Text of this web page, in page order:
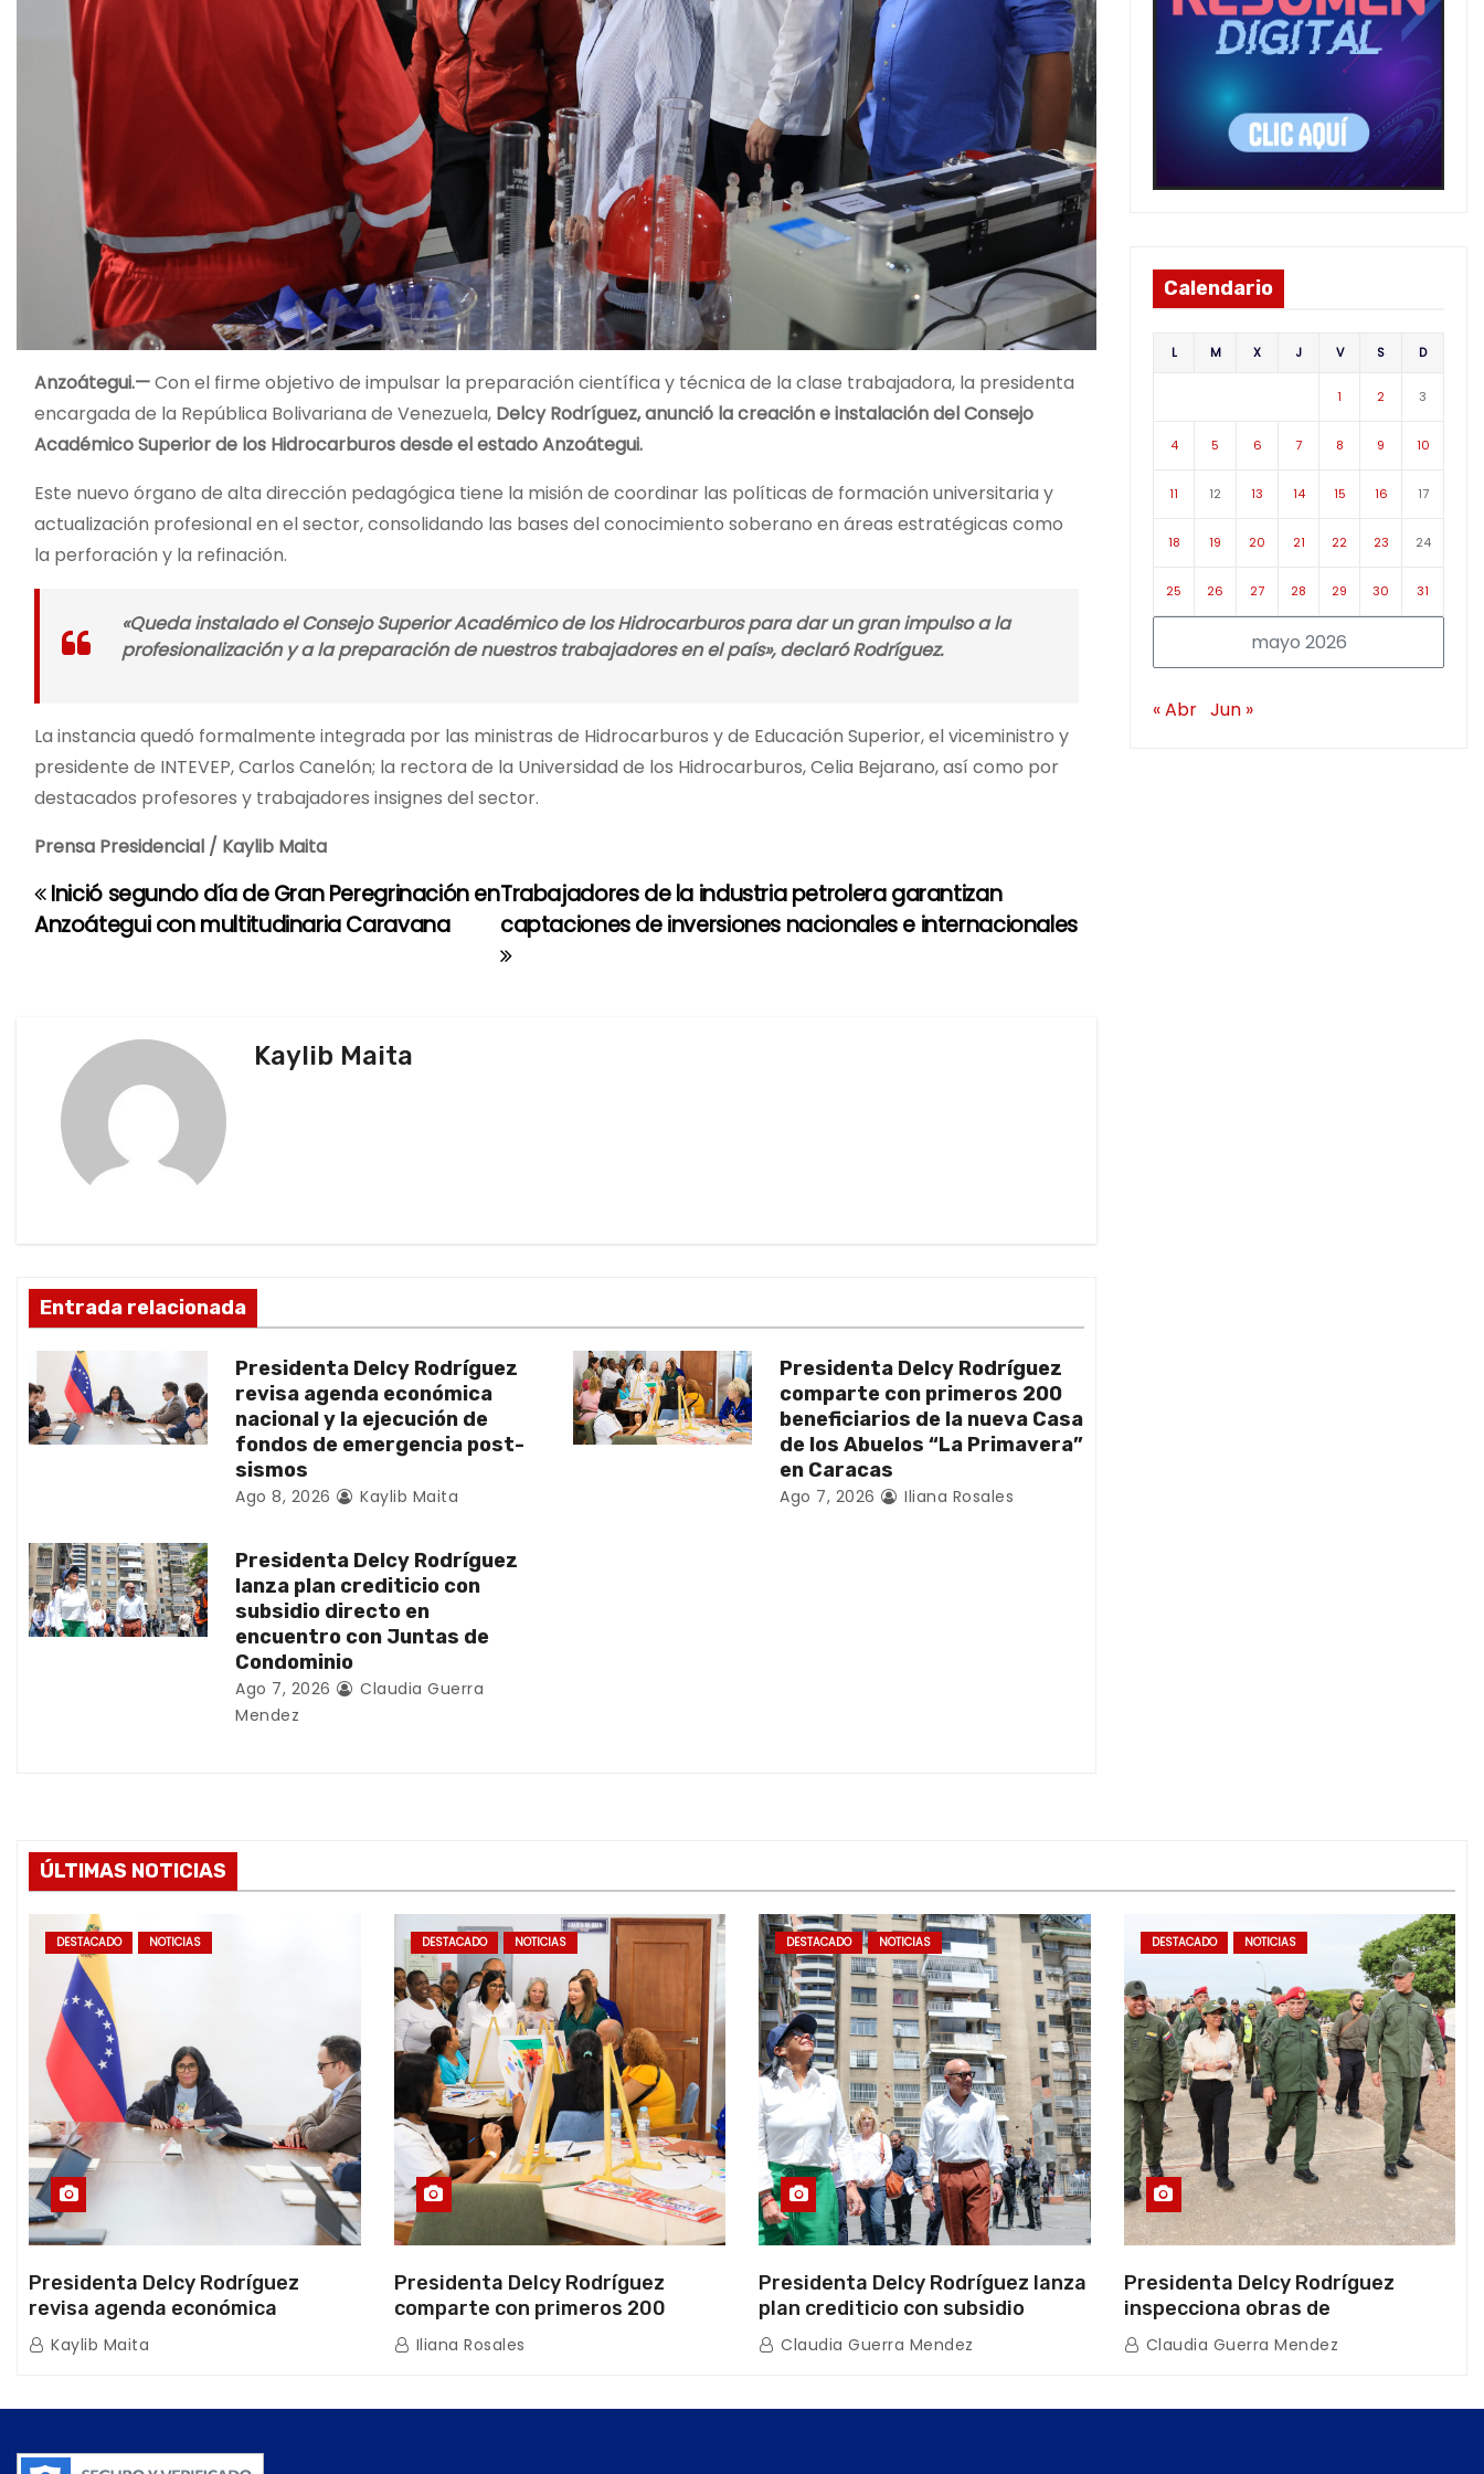
Anzoátegui.—Con el firme objetivo de impulsar la preparación científica y técnica de la clase trabajadora, la presidenta
encargada de la República Bolivariana de Venezuela, Delcy Rodríguez, anunció la creación e instalación del Consejo
Académico Superior de los Hidrocarburos desde el estado Anzoátegui.
Este nuevo órgano de alta dirección pedagógica tiene la misión de coordinar las políticas de formación universitaria y
actualización profesional en el sector, consolidando las bases del conocimiento soberano en áreas estratégicas como
la perforación y la refinación.
«Queda instalado el Consejo Superior Académico de los Hidrocarburos para dar un gran impulso a la
profesionalización y a la preparación de nuestros trabajadores en el país», declaró Rodríguez.
La instancia quedó formalmente integrada por las ministras de Hidrocarburos y de Educación Superior, el viceministro y
presidente de INTEVEP, Carlos Canelón; la rectora de la Universidad de los Hidrocarburos, Celia Bejarano, así como por
destacados profesores y trabajadores insignes del sector.
Prensa Presidencial / Kaylib Maita
N
n
e
e
t
r
a
Trabajadores de la industria petrolera garantizan
captaciones de inversiones nacionales e internacionales
Inició segundo día de Gran Peregrinación en
Anzoátegui con multitudinaria Caravana
Kaylib Maita
Entrada relacionada
Presidenta Delcy Rodríguez
revisa agenda económica
nacional y la ejecución de
fondos de emergencia post-
sismos
Ago 8, 2026 Kaylib Maita
Presidenta Delcy Rodríguez
comparte con primeros 200
beneficiarios de la nueva Casa
de los Abuelos “La Primavera”
en Caracas
Ago 7, 2026 Iliana Rosales
Presidenta Delcy Rodríguez
lanza plan crediticio con
subsidio directo en
encuentro con Juntas de
Condominio
Ago 7, 2026
Claudia Guerra
Mendez
Calendario
mayo 2026
L M X J V S D
1 2 3
4 5 6 7 8 9 10
11 12 13 14 15 16 17
18 19 20 21 22 23 24
25 26 27 28 29 30 31
« Abr Jun »
ÚLTIMAS NOTICIAS
DESTACADO NOTICIAS
Presidenta Delcy Rodríguez
revisa agenda económica
nacional y la ejecución de fondos
de emergencia post-sismos
Kaylib Maita
DESTACADO NOTICIAS
Presidenta Delcy Rodríguez
comparte con primeros 200
beneficiarios de la nueva Casa de
los Abuelos “La Primavera” en
Iliana Rosales
DESTACADO NOTICIAS
Presidenta Delcy Rodríguez lanza
plan crediticio con subsidio
directo en encuentro con Juntas
de Condominio
Claudia Guerra Mendez
DESTACADO NOTICIAS
Presidenta Delcy Rodríguez
inspecciona obras de
restauración en Escuela Naval
tras afectaciones sísmicas en La
Claudia Guerra Mendez